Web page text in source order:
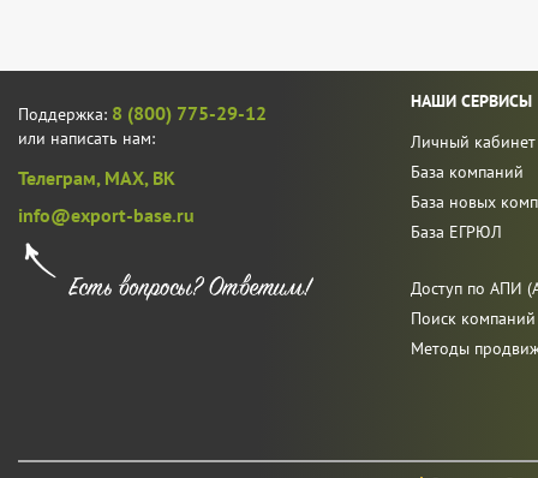
Поддержка: 8 (800) 775-29-12
или написать нам:
Телеграм, MAX, ВК
info@export-base.ru
НАШИ СЕРВИСЫ
Личный кабинет
База компаний
База новых
База ЕГРЮЛ
Доступ по АПИ
Поиск
Методы